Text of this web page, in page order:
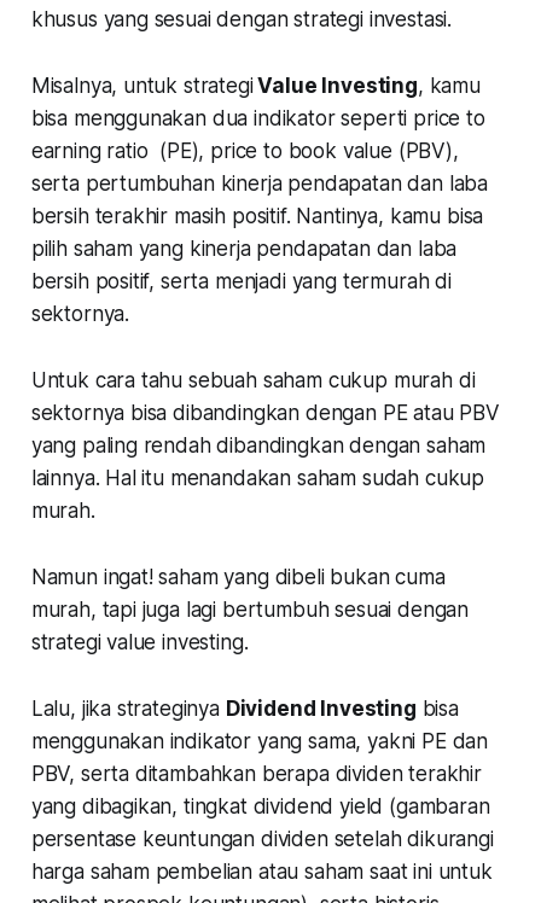
khusus yang sesuai dengan strategi investasi.
Misalnya, untuk strategiValue Investing, kamu
bisa menggunakan dua indikator seperti price to
earning ratio (PE), price to book value (PBV),
serta pertumbuhan kinerja pendapatan dan laba
bersih terakhir masih positif. Nantinya, kamu bisa
pilih saham yang kinerja pendapatan dan laba
bersih positif, serta menjadi yang termurah di
sektornya.
Untuk cara tahu sebuah saham cukup murah di
sektornya bisa dibandingkan dengan PE atau PBV
yang paling rendah dibandingkan dengan saham
lainnya. Hal itu menandakan saham sudah cukup
murah.
Namun ingat! saham yang dibeli bukan cuma
murah, tapi juga lagi bertumbuh sesuai dengan
strategi value investing.
Lalu, jika strateginya Dividend Investing bisa
menggunakan indikator yang sama, yakni PE dan
PBV, serta ditambahkan berapa dividen terakhir
yang dibagikan, tingkat dividend yield (gambaran
persentase keuntungan dividen setelah dikurangi
harga saham pembelian atau saham saat ini untuk